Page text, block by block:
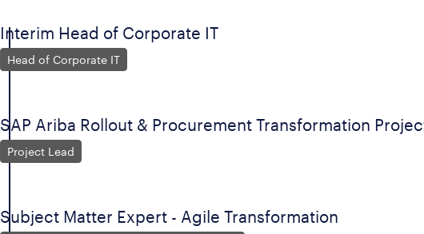
Interim Head of Corporate IT
Head of Corporate IT
SAP Ariba Rollout & Procurement Transformation
Project Lead
Subject Matter Expert - Agile Transformation